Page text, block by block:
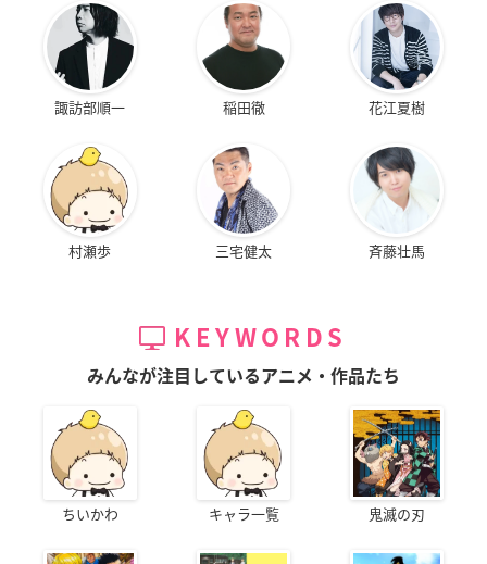
諏訪部順一 稲田徹 花江夏樹
村瀬歩 三宅健太 斉藤壮馬
KEYWORDS
みんなが注目しているアニメ・作品たち
ちいかわ キャラ一覧 鬼滅の刃